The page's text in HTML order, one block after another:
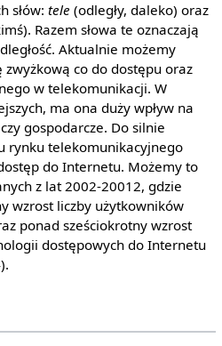
słów: tele (odległy, daleko) oraz
Razem słowa te oznaczają
Aktualnie możemy
co do dostępu oraz
w telekomunikacji. W
ma ona duży wpływ na
gospodarcze. Do silnie
rynku telekomunikacyjnego
do Internetu. Możemy to
z lat 2002-20012, gdzie
wzrost liczby użytkowników
ponad sześciokrotny wzrost
dostępowych do Internetu